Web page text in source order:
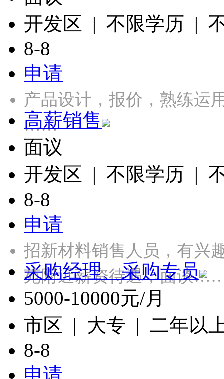
开发区 | 不限学历 |
8-8
申请
产品设计，报价，熟练运
……
高薪销售
面议
开发区 | 不限学历 |
8-8
申请
招新材料销售人员，有兴
苑附近薪资待遇，面谈
采购经理、采购专员
5000-10000元/月
市区 | 大专 | 二年以
8-8
申请